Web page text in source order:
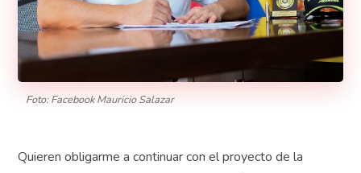
Foto: Facebook Mauricio Salazar
Quieren obligarme a continuar con el proyecto de la